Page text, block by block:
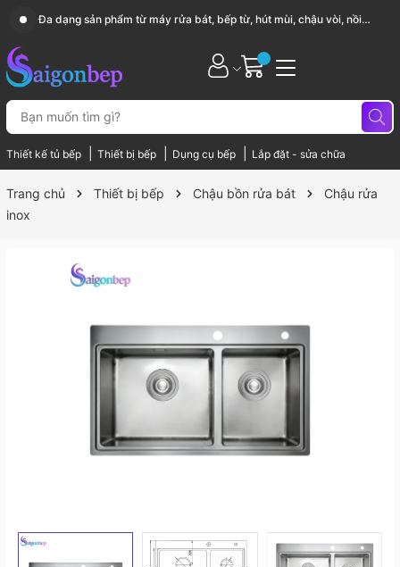
Sài Gòn Bếp chuyên thiết bị bếp, gia dụng bếp cao cấp
Thiết kế tủ bếp Thiết bị bếp Dụng cụ bếp Lắp đặt - sửa chữa
Trang chủ Thiết bị bếp Chậu bồn rửa bát
Chậu rửa
inox